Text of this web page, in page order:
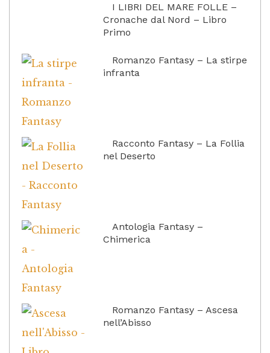
I LIBRI DEL MARE FOLLE –
Cronache dal Nord – Libro
Primo
Romanzo Fantasy – La stirpe
infranta
Racconto Fantasy – La Follia
nel Deserto
Antologia Fantasy –
Chimerica
Romanzo Fantasy – Ascesa
nell’Abisso